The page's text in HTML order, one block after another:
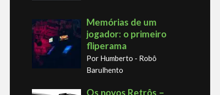
Memórias de um
jogador: o primeiro
fliperama
Por Humberto - Robô
Barulhento
Os novos Retrôs –